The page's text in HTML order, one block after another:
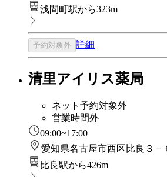
浅間町駅から323m
予約対象外 詳細
清里アイリス薬局
ネット予約対象外
営業時間外
09:00~17:00
愛知県名古屋市西区比良３－
比良駅から426m